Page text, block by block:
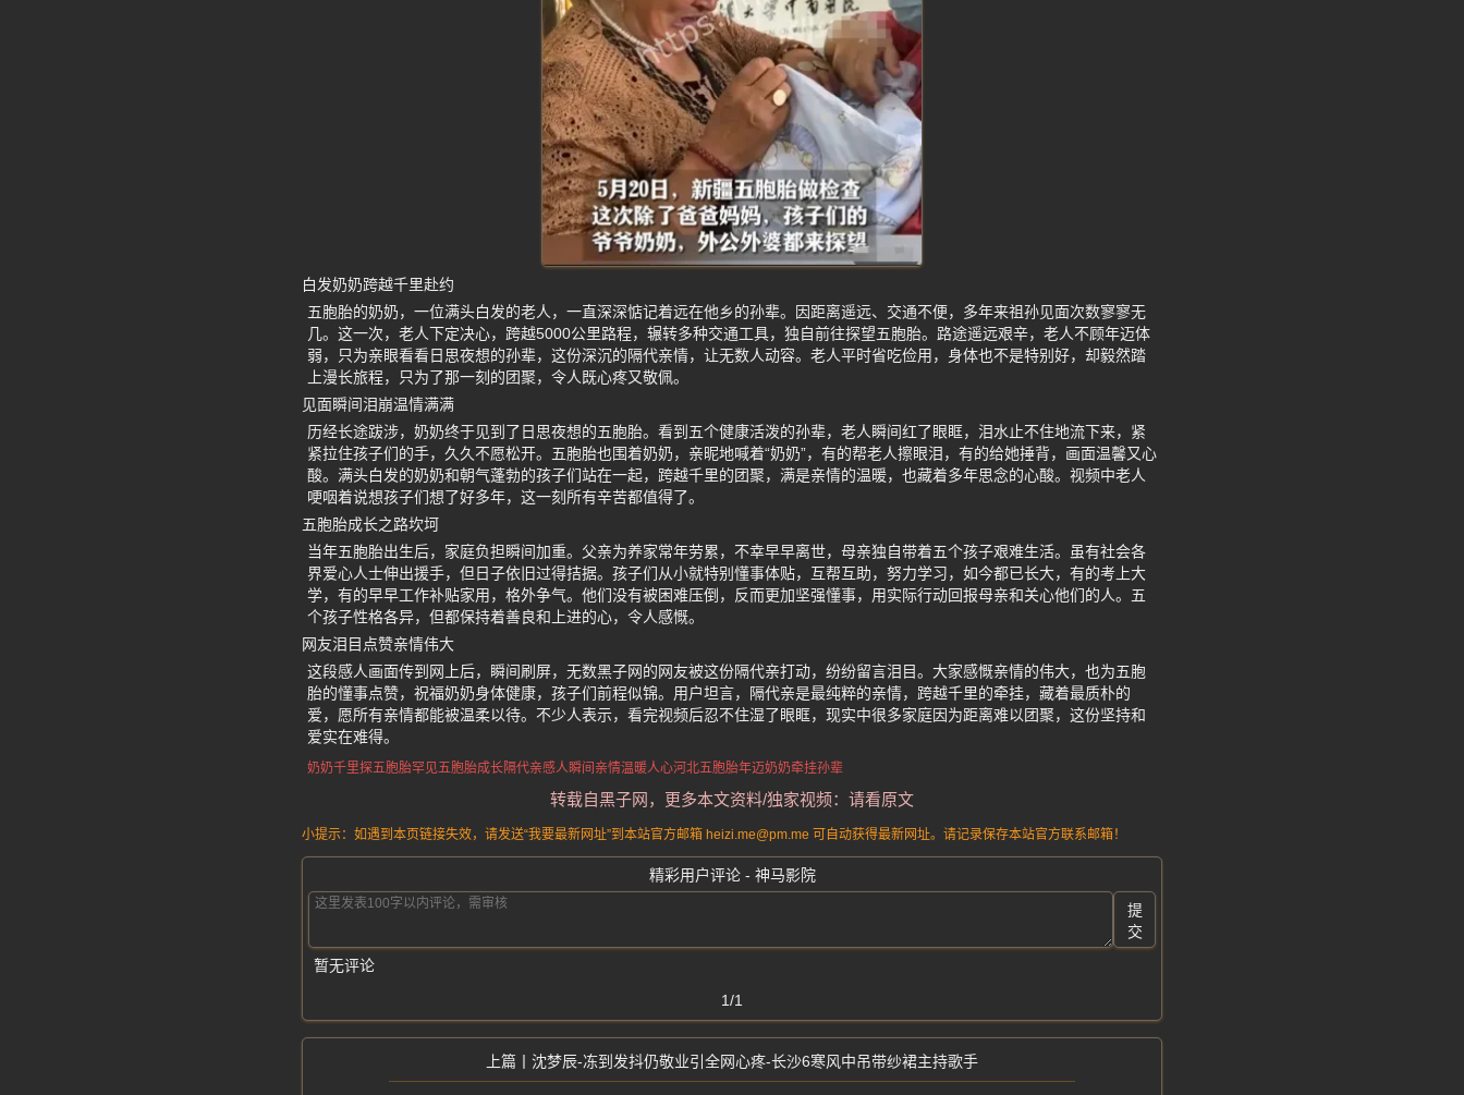
白发奶奶跨越千里赴约
五胞胎的奶奶，一位满头白发的老人，一直深深惦记着远在他乡的孙辈。因距离遥远、交通不便，多年来祖孙见面次数寥寥无
几。这一次，老人下定决心，跨越5000公里路程，辗转多种交通工具，独自前往探望五胞胎。路途遥远艰辛，老人不顾年迈体
弱，只为亲眼看看日思夜想的孙辈，这份深沉的隔代亲情，让无数人动容。老人平时省吃俭用，身体也不是特别好，却毅然踏
上漫长旅程，只为了那一刻的团聚，令人既心疼又敬佩。
见面瞬间泪崩温情满满
历经长途跋涉，奶奶终于见到了日思夜想的五胞胎。看到五个健康活泼的孙辈，老人瞬间红了眼眶，泪水止不住地流下来，紧
紧拉住孩子们的手，久久不愿松开。五胞胎也围着奶奶，亲昵地喊着“奶奶”，有的帮老人擦眼泪，有的给她捶背，画面温馨又心
酸。满头白发的奶奶和朝气蓬勃的孩子们站在一起，跨越千里的团聚，满是亲情的温暖，也藏着多年思念的心酸。视频中老人
哽咽着说想孩子们想了好多年，这一刻所有辛苦都值得了。
五胞胎成长之路坎坷
当年五胞胎出生后，家庭负担瞬间加重。父亲为养家常年劳累，不幸早早离世，母亲独自带着五个孩子艰难生活。虽有社会各
界爱心人士伸出援手，但日子依旧过得拮据。孩子们从小就特别懂事体贴，互帮互助，努力学习，如今都已长大，有的考上大
学，有的早早工作补贴家用，格外争气。他们没有被困难压倒，反而更加坚强懂事，用实际行动回报母亲和关心他们的人。五
个孩子性格各异，但都保持着善良和上进的心，令人感慨。
网友泪目点赞亲情伟大
这段感人画面传到网上后，瞬间刷屏，无数黑子网的网友被这份隔代亲打动，纷纷留言泪目。大家感慨亲情的伟大，也为五胞
胎的懂事点赞，祝福奶奶身体健康，孩子们前程似锦。用户坦言，隔代亲是最纯粹的亲情，跨越千里的牵挂，藏着最质朴的
爱，愿所有亲情都能被温柔以待。不少人表示，看完视频后忍不住湿了眼眶，现实中很多家庭因为距离难以团聚，这份坚持和
爱实在难得。
奶奶千里探五胞胎罕见五胞胎成长隔代亲感人瞬间 亲情温暖人心河北五胞胎年迈奶奶牵挂孙辈
转载自黑子网，更多本文资料/独家视频：请看原文
小提示：如遇到本页链接失效，请发送“我要最新网址”到本站官方邮箱 heizi.me@pm.me 可自动获得最新网址。请记录保存本站官方联系邮箱！
精彩用户评论 - 神马影院
提
交
暂无评论
1/1
沈梦辰-冻到发抖仍敬业引全网心疼-长沙6寒风中吊带纱裙主持歌手